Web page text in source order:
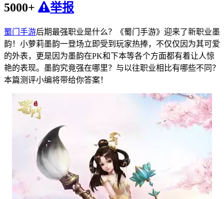
5000+
举报
蜀门手游后期最强职业是什么？《蜀门手游》迎来了新职业墨
韵！小萝莉墨韵一登场立即受到玩家热捧，不仅仅因为其可爱
的外表，更是因为墨韵在PK和下本等各个方面都有着让人惊
艳的表现。墨韵究竟强在哪里？与以往职业相比有哪些不同？
本篇测评小编将带给你答案！